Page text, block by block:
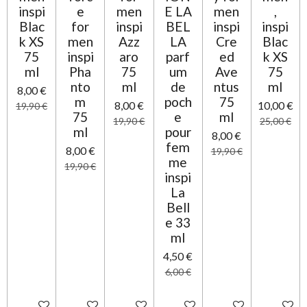
inspi
Blac
k XS
75
ml
8,00 €
19,90 €
Ajouter au panier
e
for
men
inspi
Pha
nto
m
75
ml
8,00 €
19,90 €
Ajouter au panier
men
inspi
Azz
aro
75
ml
8,00 €
19,90 €
Ajouter au panier
E LA
BEL
LA
parf
um
de
poch
e
pour
fem
me
inspi
La
Bell
e 33
ml
4,50 €
6,00 €
Ajouter au panier
men
inspi
Cre
ed
Ave
ntus
75
ml
8,00 €
19,90 €
Ajouter au panier
,
inspi
Blac
k XS
75
ml
10,00 €
25,00 €
Ajouter